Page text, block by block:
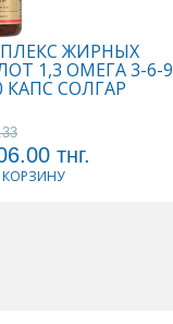
ЖИРНЫХ
1,3 ОМЕГА 3-6-9
КАПС СОЛГАР
тнг.
КОРЗИНУ